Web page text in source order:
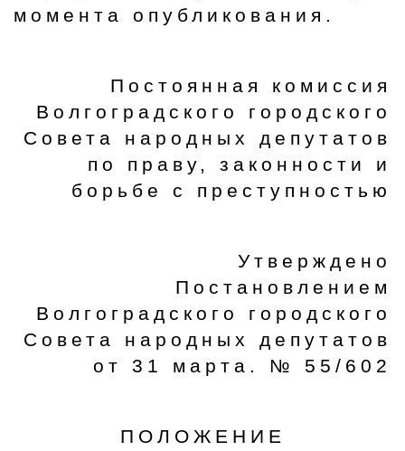
момента опубликования.
Постоянная комиссия
Волгоградского городского
Совета народных депутатов
по праву, законности и
борьбе с преступностью
Утверждено
Постановлением
Волгоградского городского
Совета народных депутатов
от 31 марта. № 55/602
ПОЛОЖЕНИЕ